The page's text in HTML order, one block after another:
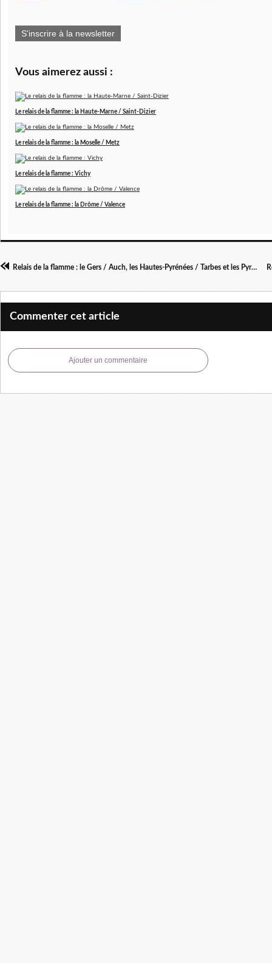
S'inscrire à la newsletter
Vous aimerez aussi :
Le relais de la flamme : la Haute-Marne / Saint-Dizier
Le relais de la flamme : la Moselle / Metz
Le relais de la flamme : Vichy
Le relais de la flamme : la Drôme / Valence
Relais de la flamme : le Gers / Auch, les Hautes-Pyrénées / Tarbes et les Pyrénées-Atlantiques / Pau
Commenter cet article
Ajouter un commentaire